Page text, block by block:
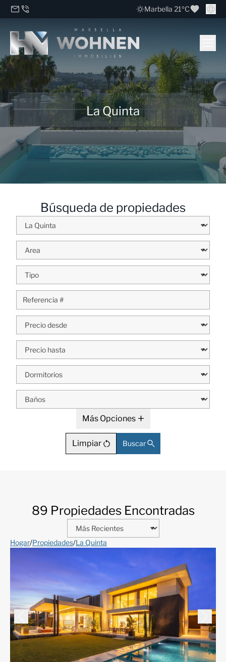
Marbella 21ºC
La Quinta
Búsqueda de propiedades
Más Opciones
Limpiar Buscar
89 Propiedades Encontradas
Hogar/Propiedades/La Quinta